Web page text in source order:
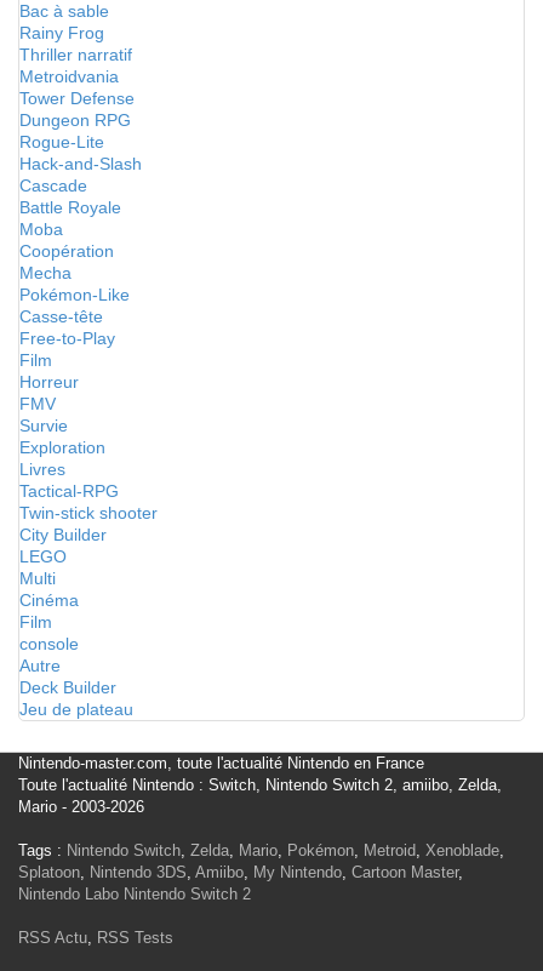
Bac à sable
Rainy Frog
Thriller narratif
Metroidvania
Tower Defense
Dungeon RPG
Rogue-Lite
Hack-and-Slash
Cascade
Battle Royale
Moba
Coopération
Mecha
Pokémon-Like
Casse-tête
Free-to-Play
Film
Horreur
FMV
Survie
Exploration
Livres
Tactical-RPG
Twin-stick shooter
City Builder
LEGO
Multi
Cinéma
Film
console
Autre
Deck Builder
Jeu de plateau
Nintendo-master.com, toute l'actualité Nintendo en France
Toute l'actualité Nintendo : Switch, Nintendo Switch 2, amiibo, Zelda,
Mario - 2003-2026
Tags : Nintendo Switch, Zelda, Mario, Pokémon, Metroid, Xenoblade,
Splatoon, Nintendo 3DS, Amiibo, My Nintendo, Cartoon Master,
Nintendo Labo Nintendo Switch 2
RSS Actu, RSS Tests